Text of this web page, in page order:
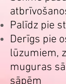
Palīdz pie
Derīgs pie
lūzumiem,
muguras
sāpēm